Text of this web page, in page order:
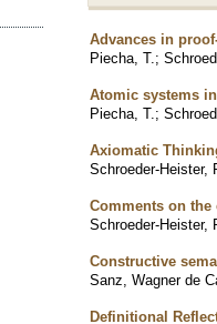
Advances in
Piecha, T. ;
Atomic systems
Piecha, T. ;
Axiomatic
Schroeder-Heister,
Comments on
Schroeder-Heister,
Constructive
Sanz, Wagner de
Definitional